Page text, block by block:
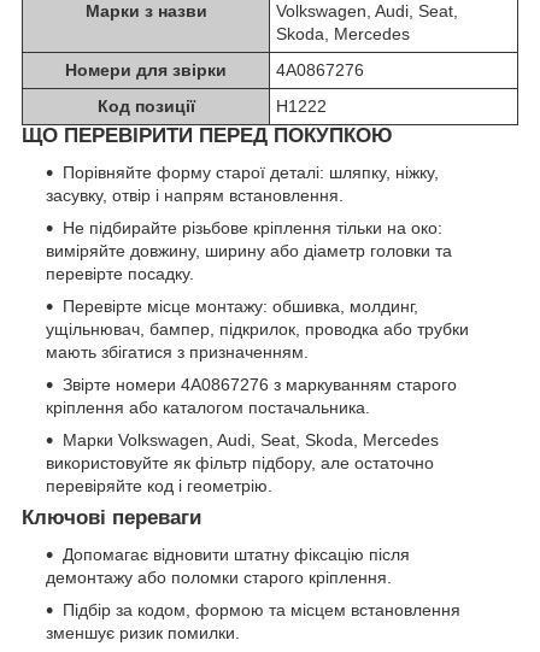
Марки з назви
Volkswagen, Audi, Seat,
Skoda, Mercedes
Номери для звірки
4A0867276
Код позиції
H1222
ЩО ПЕРЕВІРИТИ ПЕРЕД ПОКУПКОЮ
Порівняйте форму старої деталі: шляпку, ніжку,
засувку, отвір і напрям встановлення.
Не підбирайте різьбове кріплення тільки на око:
виміряйте довжину, ширину або діаметр головки та
перевірте посадку.
Перевірте місце монтажу: обшивка, молдинг,
ущільнювач, бампер, підкрилок, проводка або трубки
мають збігатися з призначенням.
Звірте номери 4A0867276 з маркуванням старого
кріплення або каталогом постачальника.
Марки Volkswagen, Audi, Seat, Skoda, Mercedes
використовуйте як фільтр підбору, але остаточно
перевіряйте код і геометрію.
Ключові переваги
Допомагає відновити штатну фіксацію після
демонтажу або поломки старого кріплення.
Підбір за кодом, формою та місцем встановлення
зменшує ризик помилки.